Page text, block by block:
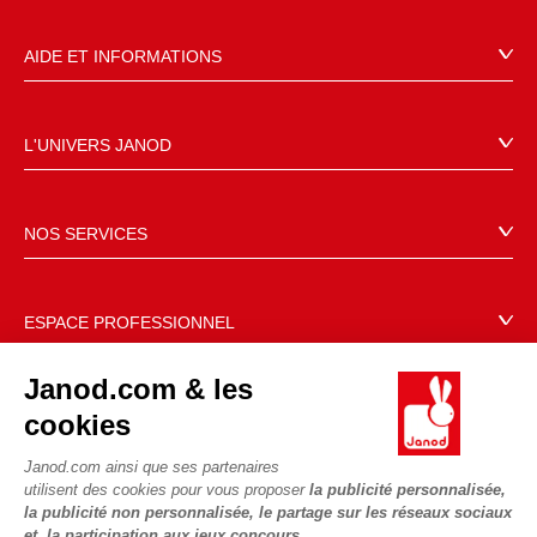
Janod.com & les
cookies
Janod.com ainsi que ses partenaires
utilisent des cookies pour vous proposer la publicité personnalisée,
la publicité non personnalisée, le partage sur les réseaux sociaux
AIDE ET INFORMATIONS
Contact
Rappel Produits
Données personnelles
Gestion des cookies
Conditions du #YesJanod
L'UNIVERS JANOD
Blog Conseils d'Experts
Le FSC®, c'est quoi ?
Sélection de jouets par âge
Fiche environnementale
NOS SERVICES
Livraison
Règles du jeu & notices
Nos guides d'achat
ESPACE PROFESSIONNEL
Espace recrutement
NOUS SUIVRE